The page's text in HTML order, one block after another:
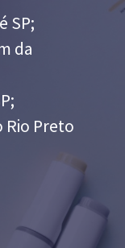
SP;
da
Rio Preto